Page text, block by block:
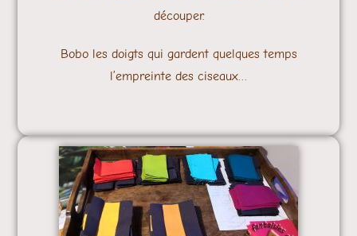
découper.
Bobo les doigts qui gardent quelques temps
l’empreinte des ciseaux…